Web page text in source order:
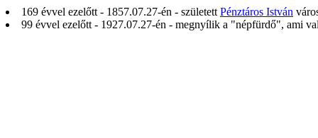
169 évvel ezelőtt - 1857.07.27-én - született Pénztáros István
99 évvel ezelőtt - 1927.07.27-én - megnyílik a "népfürdő", ami